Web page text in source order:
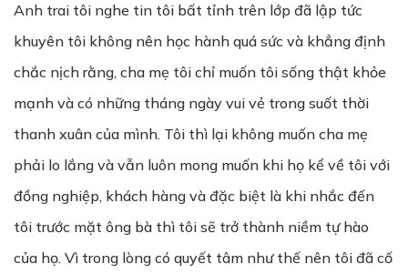
Anh trai tôi nghe tin tôi bất tỉnh trên lớp đã lập tức
khuyên tôi không nên học hành quá sức và khẳng định
chắc nịch rằng, cha mẹ tôi chỉ muốn tôi sống thật khỏe
mạnh và có những tháng ngày vui vẻ trong suốt thời
thanh xuân của mình. Tôi thì lại không muốn cha mẹ
phải lo lắng và vẫn luôn mong muốn khi họ kể về tôi với
đồng nghiệp, khách hàng và đặc biệt là khi nhắc đến
tôi trước mặt ông bà thì tôi sẽ trở thành niềm tự hào
của họ. Vì trong lòng có quyết tâm như thế nên tôi đã cố